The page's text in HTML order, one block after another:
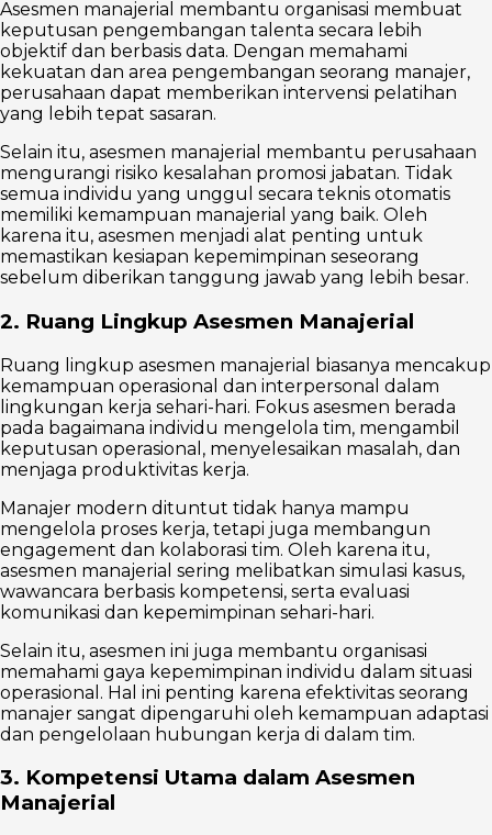
Asesmen manajerial membantu organisasi membuat
keputusan pengembangan talenta secara lebih
objektif dan berbasis data. Dengan memahami
kekuatan dan area pengembangan seorang manajer,
perusahaan dapat memberikan intervensi pelatihan
yang lebih tepat sasaran.
Selain itu, asesmen manajerial membantu perusahaan
mengurangi risiko kesalahan promosi jabatan. Tidak
semua individu yang unggul secara teknis otomatis
memiliki kemampuan manajerial yang baik. Oleh
karena itu, asesmen menjadi alat penting untuk
memastikan kesiapan kepemimpinan seseorang
sebelum diberikan tanggung jawab yang lebih besar.
2. Ruang Lingkup Asesmen Manajerial
Ruang lingkup asesmen manajerial biasanya mencakup
kemampuan operasional dan interpersonal dalam
lingkungan kerja sehari-hari. Fokus asesmen berada
pada bagaimana individu mengelola tim, mengambil
keputusan operasional, menyelesaikan masalah, dan
menjaga produktivitas kerja.
Manajer modern dituntut tidak hanya mampu
mengelola proses kerja, tetapi juga membangun
engagement dan kolaborasi tim. Oleh karena itu,
asesmen manajerial sering melibatkan simulasi kasus,
wawancara berbasis kompetensi, serta evaluasi
komunikasi dan kepemimpinan sehari-hari.
Selain itu, asesmen ini juga membantu organisasi
memahami gaya kepemimpinan individu dalam situasi
operasional. Hal ini penting karena efektivitas seorang
manajer sangat dipengaruhi oleh kemampuan adaptasi
dan pengelolaan hubungan kerja di dalam tim.
3. Kompetensi Utama dalam Asesmen
Manajerial